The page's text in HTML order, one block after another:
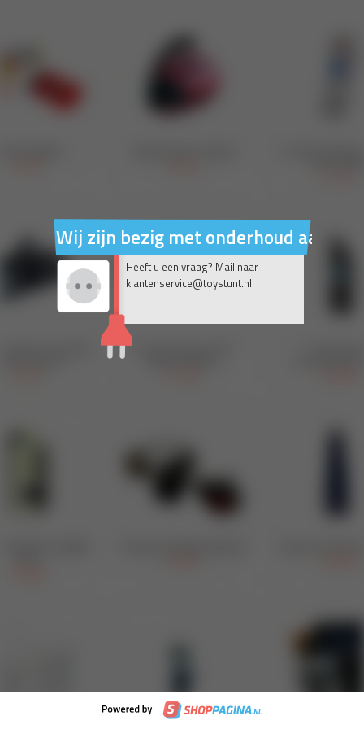
Wij zijn bezig met onderhoud aan
Heeft u een vraag? Mail naar
klantenservice@toystunt.nl